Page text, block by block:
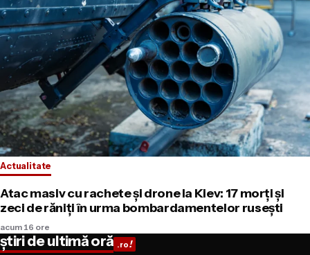
Actualitate
Atac masiv cu rachete și drone la Kiev: 17 morți și
zeci de răniți în urma bombardamentelor rusești
acum 16 ore
știri de ultimă oră .ro!